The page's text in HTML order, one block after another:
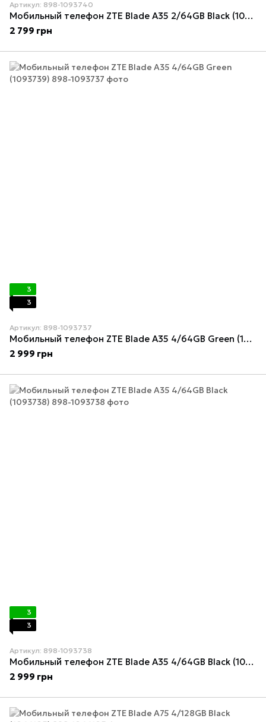
Артикул: 898-1093740
Мобильный телефон ZTE Blade A35 2/64GB Black (1093740)
2 799 грн
3
3
Артикул: 898-1093737
Мобильный телефон ZTE Blade A35 4/64GB Green (1093739)
2 999 грн
3
3
Артикул: 898-1093738
Мобильный телефон ZTE Blade A35 4/64GB Black (1093738)
2 999 грн